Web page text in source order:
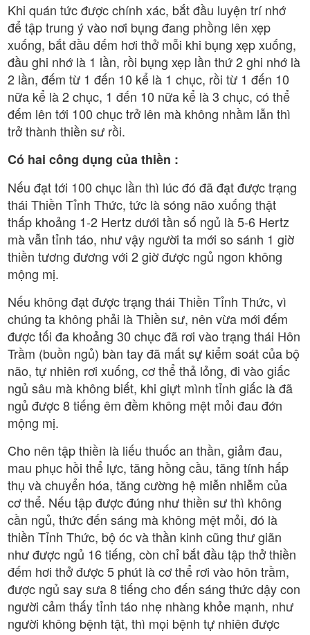
Khi quán tức được chính xác, bắt đầu luyện trí nhớ
để tập trung ý vào nơi bụng đang phồng lên xẹp
xuống, bắt đầu đếm hơi thở mỗi khi bụng xẹp xuống,
đầu ghi nhớ là 1 lần, rồi bụng xẹp lần thứ 2 ghi nhớ là
2 lần, đếm từ 1 đến 10 kể là 1 chục, rồi từ 1 đến 10
nữa kể là 2 chục, 1 đến 10 nữa kể là 3 chục, có thể
đếm lên tới 100 chục trở lên mà không nhầm lẫn thì
trở thành thiền sư rồi.
Có hai công dụng của thiền :
Nếu đạt tới 100 chục lần thì lúc đó đã đạt được trạng
thái Thiền Tỉnh Thức, tức là sóng não xuống thật
thấp khoảng 1-2 Hertz dưới tần số ngủ là 5-6 Hertz
mà vẫn tỉnh táo, như vậy người ta mới so sánh 1 giờ
thiền tương đương với 2 giờ được ngủ ngon không
mộng mị.
Nếu không đạt được trạng thái Thiền Tỉnh Thức, vì
chúng ta không phải là Thiền sư, nên vừa mới đếm
được tối đa khoảng 30 chục đã rơi vào trạng thái Hôn
Trầm (buồn ngủ) bàn tay đã mất sự kiểm soát của bộ
não, tự nhiên rơi xuống, cơ thể thả lỏng, đi vào giấc
ngủ sâu mà không biết, khi giựt mình tỉnh giấc là đã
ngủ được 8 tiếng êm đềm không mệt mỏi đau đớn
mộng mị.
Cho nên tập thiền là liếu thuốc an thần, giảm đau,
mau phục hồi thể lực, tăng hồng cầu, tăng tính hấp
thụ và chuyển hóa, tăng cường hệ miễn nhiễm của
cơ thể. Nếu tập được đúng như thiền sư thì không
cần ngủ, thức đến sáng mà không mệt mỏi, đó là
thiền Tỉnh Thức, bộ óc và thần kinh cũng thư giãn
như được ngủ 16 tiếng, còn chỉ bắt đầu tập thở thiền
đếm hơi thở được 5 phút là cơ thể rơi vào hôn trầm,
được ngủ say sưa 8 tiếng cho đến sáng thức dậy con
người cảm thấy tỉnh táo nhẹ nhàng khỏe mạnh, như
người không bệnh tật, thì mọi bệnh tự nhiên được